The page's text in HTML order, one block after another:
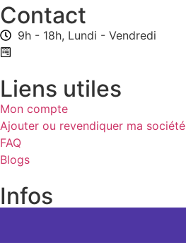
Contact
9h - 18h, Lundi - Vendredi
Liens utiles
Mon compte
Ajouter ou revendiquer ma société
FAQ
Blogs
Infos